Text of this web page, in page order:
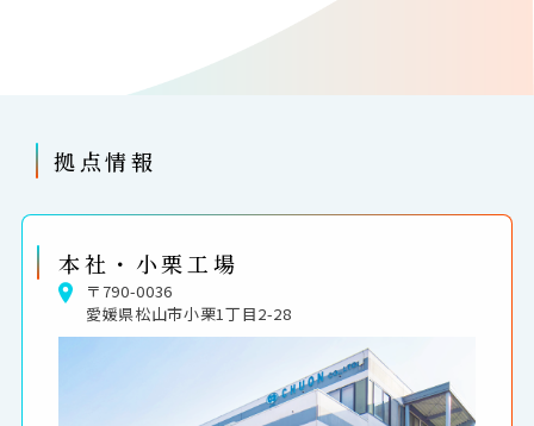
拠点情報
本社・小栗工場
〒790-0036
愛媛県松山市小栗1丁目2­-28